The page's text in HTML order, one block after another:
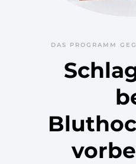
DAS PROGRAMM